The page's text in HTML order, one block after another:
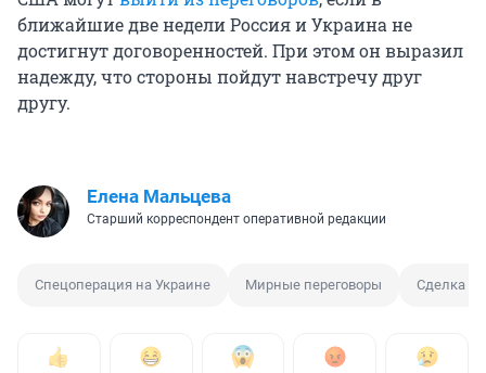
ближайшие две недели Россия и Украина не
достигнут договоренностей. При этом он выразил
надежду, что стороны пойдут навстречу друг
другу.
Елена Мальцева
Старший корреспондент оперативной редакции
Спецоперация на Украине Мирные переговоры Сделка